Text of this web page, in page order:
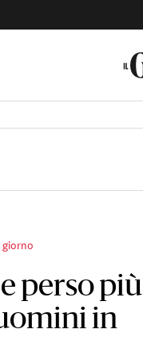
giorno
perso più
in